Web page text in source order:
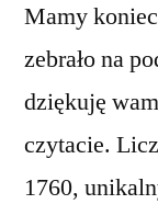
Mamy
zebrało na
dziękuję
czytacie.
1760,